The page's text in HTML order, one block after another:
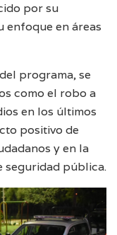
por su
enfoque en áreas
programa, se
como el robo a
en los últimos
positivo de
y en la
seguridad pública.